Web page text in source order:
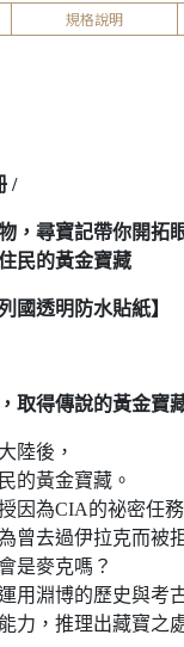
規格說明
/
，尋寶記帶你開拓
民的黃金寶藏
國透明防水貼紙】
取得傳說的黃金寶
陸後，
的黃金寶藏。
因為CIA的祕密任務
曾去過伊拉克而被
是麥克嗎？
用淵博的歷史與考
力，推理出藏寶之